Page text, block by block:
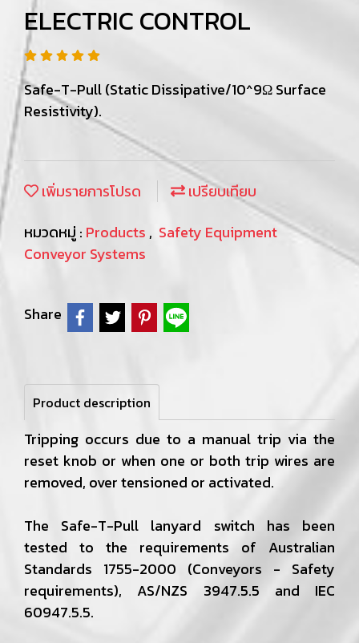
ELECTRIC CONTROL
Safe-T-Pull (Static Dissipative/10^9Ω Surface
Resistivity).
เพิ่มรายการโปรด
เปรียบเทียบ
หมวดหมู่ : Products , Safety Equipment
Conveyor Systems
Share
Product description
Tripping occurs due to a manual trip via the
reset knob or when one or both trip wires are
removed, over tensioned or activated.
The Safe-T-Pull lanyard switch has been
tested to the requirements of Australian
Standards 1755-2000 (Conveyors - Safety
requirements), AS/NZS 3947.5.5 and IEC
60947.5.5.